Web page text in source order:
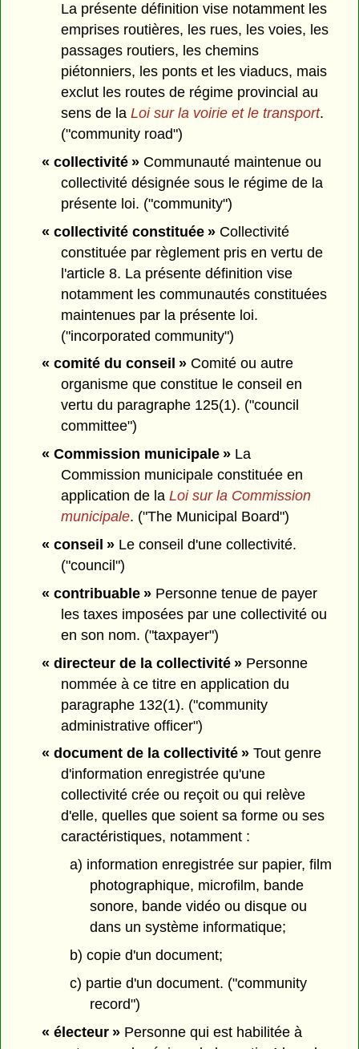
La présente définition vise notamment les
emprises routières, les rues, les voies, les
passages routiers, les chemins
piétonniers, les ponts et les viaducs, mais
exclut les routes de régime provincial au
sens de laLoi sur la voirie et le transport.
("community road")
« collectivité »Communauté maintenue ou
collectivité désignée sous le régime de la
présente loi. ("community")
« collectivité constituée »Collectivité
constituée par règlement pris en vertu de
l'article 8. La présente définition vise
notamment les communautés constituées
maintenues par la présente loi.
("incorporated community")
« comité du conseil »Comité ou autre
organisme que constitue le conseil en
vertu du paragraphe 125(1). ("council
committee")
« Commission municipale »La
Commission municipale constituée en
application de laLoi sur la Commission
municipale. ("The Municipal Board")
« conseil »Le conseil d'une collectivité.
("council")
« contribuable »Personne tenue de payer
les taxes imposées par une collectivité ou
en son nom. ("taxpayer")
« directeur de la collectivité »Personne
nommée à ce titre en application du
paragraphe 132(1). ("community
administrative officer")
« document de la collectivité »Tout genre
d'information enregistrée qu'une
collectivité crée ou reçoit ou qui relève
d'elle, quelles que soient sa forme ou ses
caractéristiques, notamment :
a) information enregistrée sur papier, film
photographique, microfilm, bande
sonore, bande vidéo ou disque ou
dans un système informatique;
b) copie d'un document;
c) partie d'un document. ("community
record")
« électeur »Personne qui est habilitée à